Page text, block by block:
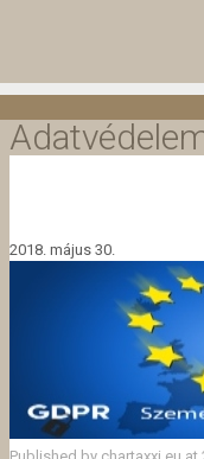
2018. május 30.